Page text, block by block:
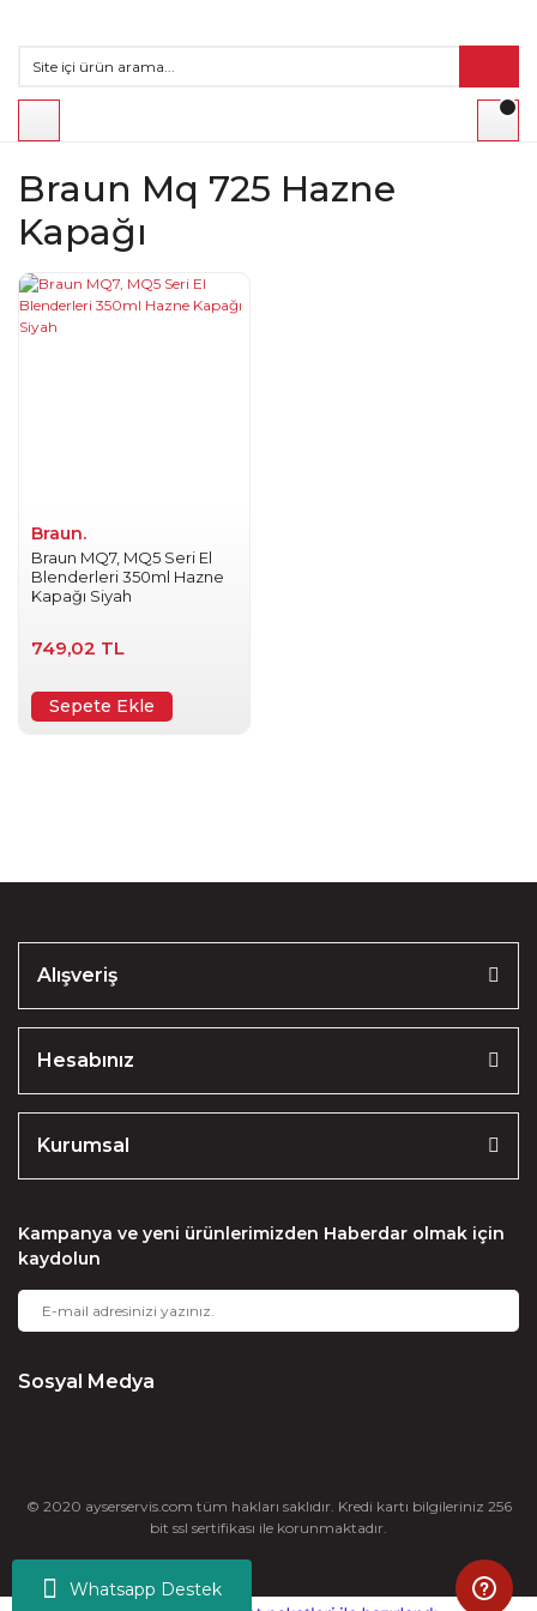
Whatsapp Destek
Braun Mq 725 Hazne
Kapağı
Braun.
Braun MQ7, MQ5 Seri El
Blenderleri 350ml Hazne
Kapağı Siyah
749,02 TL
Sepete Ekle
Alışveriş
Hesabınız
Kurumsal
Kampanya ve yeni ürünlerimizden Haberdar olmak için
kaydolun
Sosyal Medya
© 2020 ayserservis.com tüm hakları saklıdır. Kredi kartı bilgileriniz 256
bit ssl sertifikası ile korunmaktadır.